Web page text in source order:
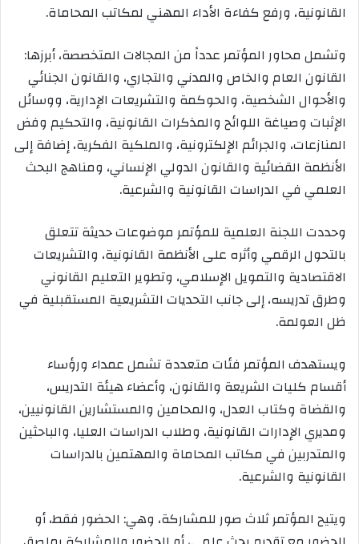
القانونية، ورفع كفاءة الأداء المهني لمكاتب المحاماة.
وتشمل محاور المؤتمر عدداً من المجالات المتخصصة، أبرزها:
القانون العام والخاص والمدني والتجاري، والقانون الجنائي
والأحوال الشخصية، والحوكمة والتشريعات الإدارية، ووسائل
الإثبات وصياغة اللوائح والمذكرات القانونية، والتحكيم وفض
المنازعات، والجرائم الإلكترونية، والملكية الفكرية، إضافة إلى
الأنظمة القضائية والقانون الدولي الإنساني، ومناهج البحث
العلمي في الدراسات القانونية والشرعية.
وحددت اللجنة العلمية للمؤتمر موضوعات حديثة تتعلق
بالتحول الرقمي وأثره على الأنظمة القانونية، والتشريعات
الاقتصادية والتمويل الإسلامي، وتطوير التعليم القانوني
وطرق تدريسه، إلى جانب التحديات التشريعية المستقبلية في
ظل العولمة.
ويستهدف المؤتمر فئات متعددة تشمل عمداء ورؤساء
أقسام كليات الشريعة والقانون، وأعضاء هيئة التدريس،
والقضاة وكتاب العدل، والمحامين والمستشارين القانونيين،
ومديري الإدارات القانونية، وطلاب الدراسات العليا، والباحثين
والمتدربين في مكاتب المحاماة والمهتمين بالدراسات
القانونية والشرعية.
ويتيح المؤتمر ثلاث صور للمشاركة، وهي: الحضور فقط، أو